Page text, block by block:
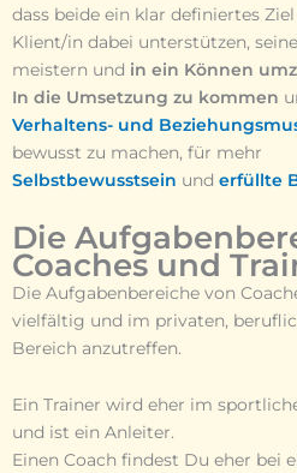
dass beide ein klar definiertes
Klient/in dabei unterstützen,
meistern und in ein Können
In die Umsetzung zu kommen
Verhaltens- und
bewusst zu machen, für mehr
Selbstbewusstsein und erfüllte
Die
Coaches und
Die Aufgabenbereiche von
vielfältig und im privaten,
Bereich anzutreffen.
Ein Trainer wird eher im
und ist ein Anleiter.
Einen Coach findest Du eher bei